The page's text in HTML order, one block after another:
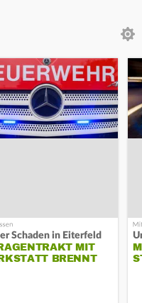
Schaden in Eiterfeld
MIT
BRENNT